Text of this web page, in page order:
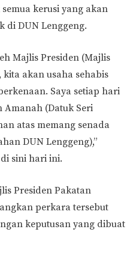
kerusi yang akan
di DUN Lenggeng.
Majlis Presiden (Majlis
akan usaha sehabis
Saya setiap hari
(Datuk Seri
atas memang senada
DUN Lenggeng),”
sini hari ini.
Presiden Pakatan
perkara tersebut
keputusan yang dibuat